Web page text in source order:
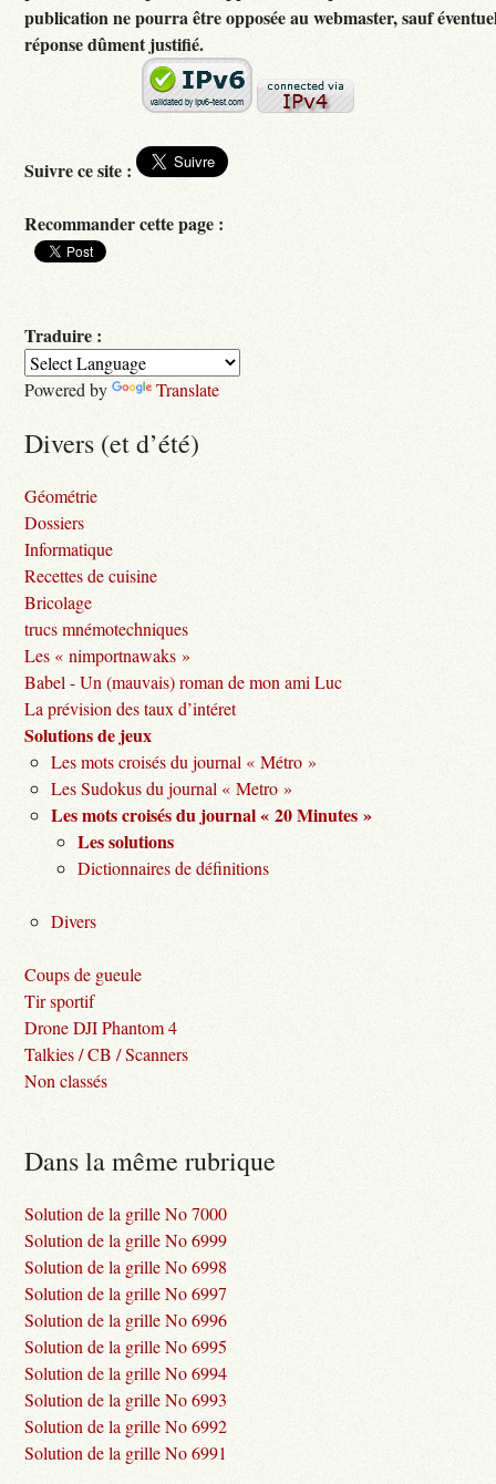
publication ne pourra être opposée au webmaster, sauf
réponse dûment justifié.
Suivre ce site :
Recommander cette page :
Traduire :
Powered by Translate
Divers (et d’été)
Géométrie
Dossiers
Informatique
Recettes de cuisine
Bricolage
trucs mnémotechniques
Les « nimportnawaks »
Babel - Un (mauvais) roman de mon ami Luc
La prévision des taux d’intéret
Solutions de jeux
Les mots croisés du journal « Métro »
Les Sudokus du journal « Metro »
Les mots croisés du journal « 20 Minutes »
Les solutions
Dictionnaires de définitions
Divers
Coups de gueule
Tir sportif
Drone DJI Phantom 4
Talkies / CB / Scanners
Non classés
Dans la même rubrique
Solution de la grille No 7000
Solution de la grille No 6999
Solution de la grille No 6998
Solution de la grille No 6997
Solution de la grille No 6996
Solution de la grille No 6995
Solution de la grille No 6994
Solution de la grille No 6993
Solution de la grille No 6992
Solution de la grille No 6991